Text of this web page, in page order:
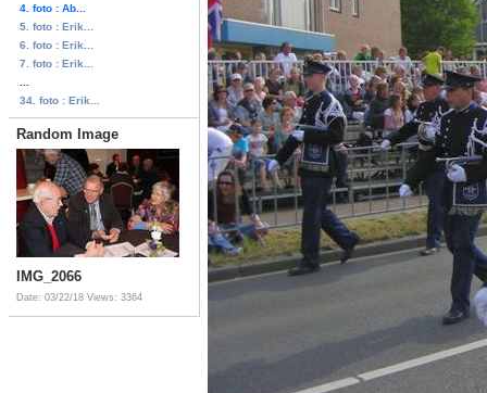
4. foto : Ab...
5. foto : Erik...
6. foto : Erik...
7. foto : Erik...
34. foto : Erik...
Random Image
IMG_2066
Date: 03/22/18 Views: 3364